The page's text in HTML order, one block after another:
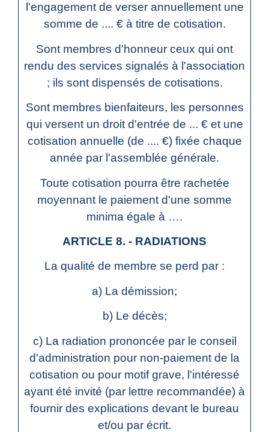
l'engagement de verser annuellement une
somme de .... € à titre de cotisation.
Sont membres d'honneur ceux qui ont
rendu des services signalés à l'association
; ils sont dispensés de cotisations.
Sont membres bienfaiteurs, les personnes
qui versent un droit d'entrée de ... € et une
cotisation annuelle (de .... €) fixée chaque
année par l'assemblée générale.
Toute cotisation pourra être rachetée
moyennant le paiement d'une somme
minima égale à ….
ARTICLE 8. - RADIATIONS
La qualité de membre se perd par :
a) La démission;
b) Le décès;
c) La radiation prononcée par le conseil
d'administration pour non-paiement de la
cotisation ou pour motif grave, l'intéressé
ayant été invité (par lettre recommandée) à
fournir des explications devant le bureau
et/ou par écrit.